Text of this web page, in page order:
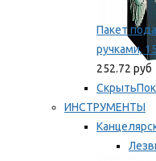
Пакет
ручками,
252.72 руб
Скрыть
ИНСТРУМЕНТЫ